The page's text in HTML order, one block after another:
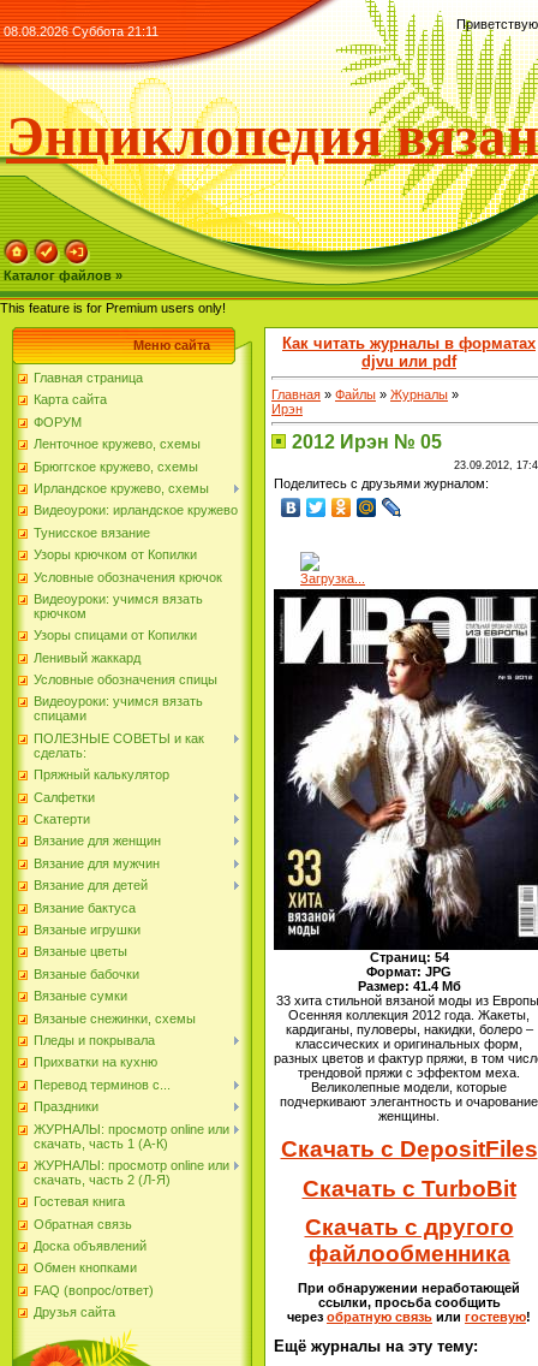
08.08.2026 Суббота 21:11
Энциклопедия
Каталог файлов »
This feature is for Premium users only!
Меню сайта
Главная страница
Карта сайта
ФОРУМ
Ленточное кружево, схемы
Брюггское кружево, схемы
Ирландское кружево, схемы
Видеоуроки: ирландское кружево
Тунисское вязание
Узоры крючком от Копилки
Условные обозначения крючок
Видеоуроки: учимся вязать
крючком
Узоры спицами от Копилки
Ленивый жаккард
Условные обозначения спицы
Видеоуроки: учимся вязать
спицами
ПОЛЕЗНЫЕ СОВЕТЫ и как
сделать:
Пряжный калькулятор
Салфетки
Скатерти
Вязание для женщин
Вязание для мужчин
Вязание для детей
Вязание бактуса
Вязаные игрушки
Вязаные цветы
Вязаные бабочки
Вязаные сумки
Вязаные снежинки, схемы
Пледы и покрывала
Прихватки на кухню
Перевод терминов с...
Праздники
ЖУРНАЛЫ: просмотр online или
скачать, часть 1 (А-К)
ЖУРНАЛЫ: просмотр online или
скачать, часть 2 (Л-Я)
Гостевая книга
Обратная связь
Доска объявлений
Обмен кнопками
FAQ (вопрос/ответ)
Друзья сайта
Как читать журналы в форматах
djvu или pdf
Главная » Файлы » Журналы »
Ирэн
2012 Ирэн № 05
23.09.2012,
Поделитесь с друзьями журналом:
Загрузка...
Страниц: 54
Формат: JPG
Размер: 41.4 Мб
33 хита стильной вязаной моды из
Осенняя коллекция 2012 года. Жакеты,
кардиганы, пуловеры, накидки, болеро –
классических и оригинальных форм,
разных цветов и фактур пряжи, в том
трендовой пряжи с эффектом меха.
Великолепные модели, которые
подчеркивают элегантность и очарование
женщины.
Скачать с DepositFiles
Скачать с TurboBit
Скачать с другого
файлообменника
При обнаружении неработающей
ссылки, просьба сообщить
через обратную связь или гостевую!
Ещё журналы на эту тему: